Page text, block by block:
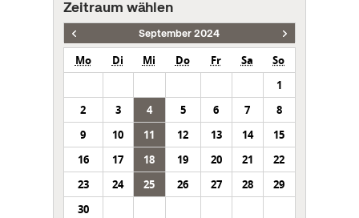
Zeitraum wählen
September 2024
Mo Di Mi Do Fr Sa
So
1
2
3 4 5 6 7
8
9
10 11 12 13 14
15
16
17 18 19 20 21
22
23
24 25 26 27 28
29
30